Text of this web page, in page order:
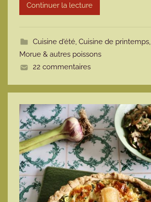
m
t
e
Continuer la lecture
Cuisine d'été, Cuisine de printemps,
Morue & autres poissons
22 commentaires